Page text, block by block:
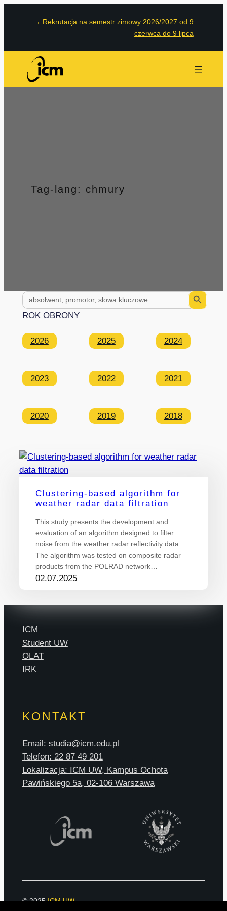
→ Rekrutacja na semestr zimowy 2026/2027 od 9
czerwca do 9 lipca
Tag-lang: chmury
Search
for:
Search Button
ROK OBRONY
2026 2025 2024
2023 2022 2021
2020 2019 2018
Clustering-based algorithm for
weather radar data filtration
This study presents the development and
evaluation of an algorithm designed to filter
noise from the weather radar reflectivity data.
The algorithm was tested on composite radar
products from the POLRAD network…
02.07.2025
ICM
Student UW
OLAT
IRK
KONTAKT
Email: studia@icm.edu.pl
Telefon: 22 87 49 201
Lokalizacja: ICM UW, Kampus Ochota
Pawińskiego 5a, 02-106 Warszawa
© 2025ICM UW